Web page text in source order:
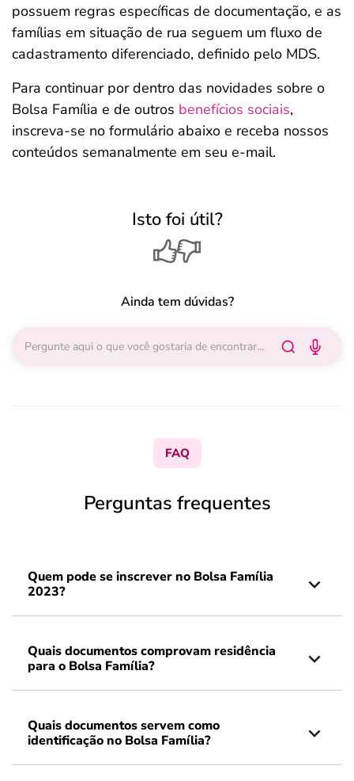
possuem regras específicas de documentação, e as
famílias em situação de rua seguem um fluxo de
cadastramento diferenciado, definido pelo MDS.
Para continuar por dentro das novidades sobre o
Bolsa Família e de outros benefícios sociais,
inscreva-se no formulário abaixo e receba nossos
conteúdos semanalmente em seu e-mail.
Isto foi útil?
Ainda tem dúvidas?
FAQ
Perguntas frequentes
Quem pode se inscrever no Bolsa Família
2023?
Quais documentos comprovam residência
para o Bolsa Família?
Quais documentos servem como
identificação no Bolsa Família?